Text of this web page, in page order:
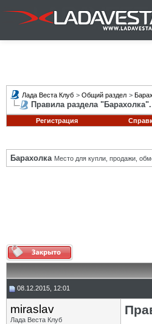
Лада Веста Клуб > Общий раздел >
Правила раздела "Барахолка".
Регистрация
Барахолка Место для купли, продажи,
08.12.2015, 12:01
miraslav
Лада Веста Клуб